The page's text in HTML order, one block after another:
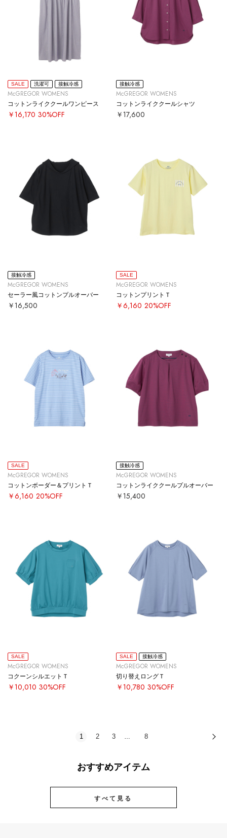
SALE 洗濯可 接触冷感
McGREGOR WOMENS
コットンライククールワンピース
￥16,170 30%OFF
接触冷感
McGREGOR WOMENS
コットンライククールシャツ
￥17,600
接触冷感
McGREGOR WOMENS
セーラー風コットンプルオーバー
￥16,500
SALE
McGREGOR WOMENS
コットンプリントＴ
￥6,160 20%OFF
SALE
McGREGOR WOMENS
コットンボーダー＆プリントＴ
￥6,160 20%OFF
接触冷感
McGREGOR WOMENS
コットンライククールプルオーバー
￥15,400
SALE
McGREGOR WOMENS
コクーンシルエットＴ
￥10,010 30%OFF
SALE 接触冷感
McGREGOR WOMENS
切り替えロングＴ
￥10,780 30%OFF
1 2 3 … 8
おすすめアイテム
すべて見る